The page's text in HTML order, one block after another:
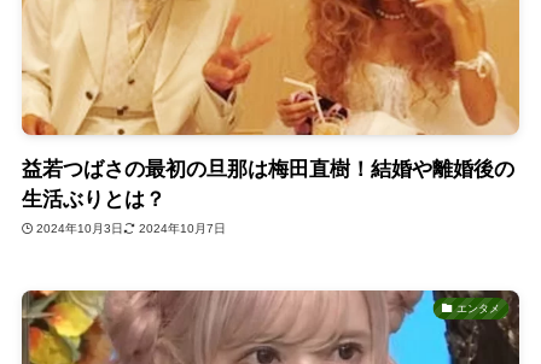
益若つばさの最初の旦那は梅田直樹！結婚や離婚後の
生活ぶりとは？
2024年10月3日 2024年10月7日
エンタメ